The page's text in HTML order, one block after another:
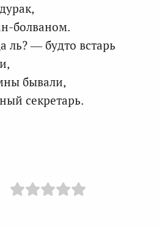
болваном.
— будто встарь
бывали,
секретарь.